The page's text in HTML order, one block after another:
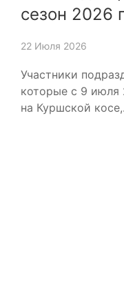
сезон 2026
22 Июля 2026
Участники
которые с 9 июля
на Куршской